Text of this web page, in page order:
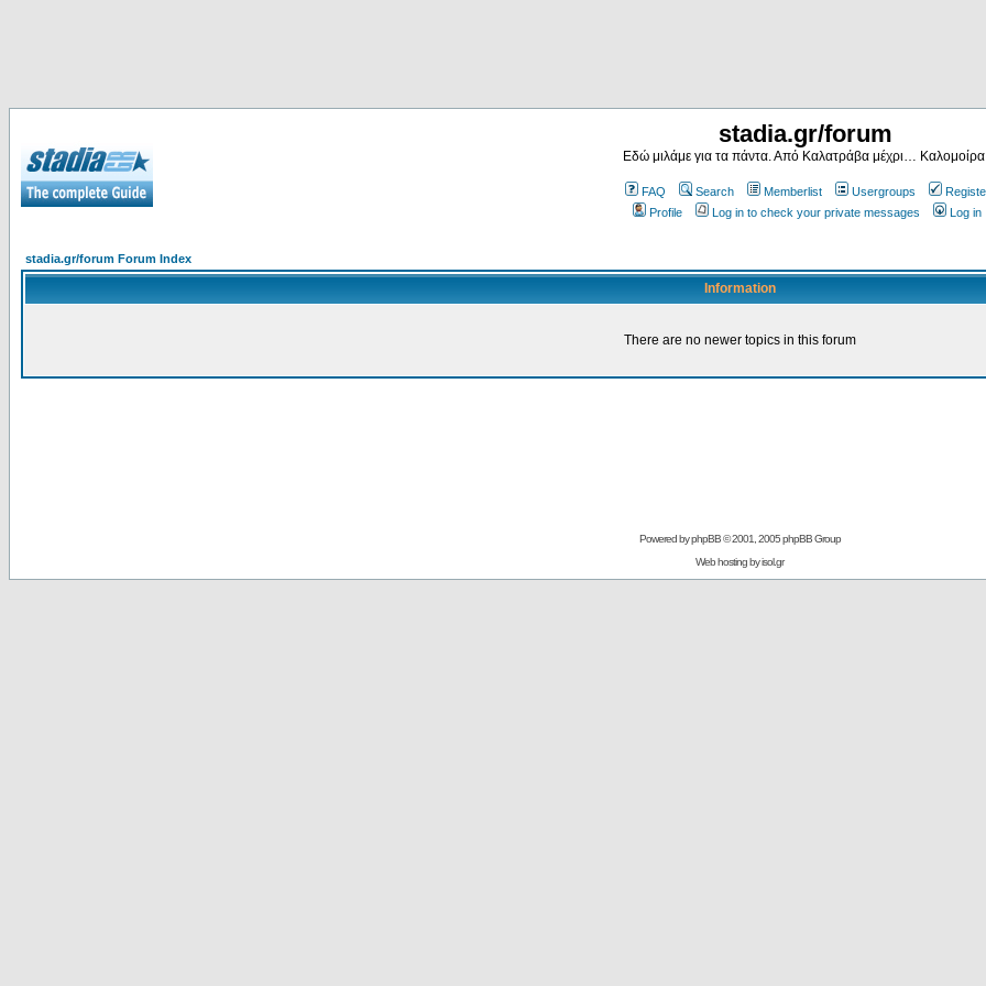
stadia.gr/forum
Εδώ μιλάμε για τα πάντα. Από Καλατράβα μέχρι…
FAQ Search Memberlist Usergroups
Profile
Log in to check your private messages Log in
stadia.gr/forum Forum Index
Information
There are no newer topics in this forum
Powered byphpBB© 2001, 2005 phpBB Group
Web hosting byisol.gr